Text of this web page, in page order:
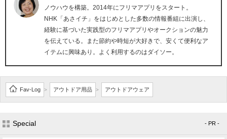
ノウハウを構築。2014年にフリマアプリをスタート。
NHK「あさイチ」をはじめとした多数の情報番組に出演し、
経験に基づいた実践型のフリマアプリやオークションの魅力
を伝えている。また節約や時短が大好きで、安くて便利なア
イテムに興味あり。よく利用するのはダイソー。
Fav-Log > アウトドア用品 > アウトドアウェア
Special - PR -